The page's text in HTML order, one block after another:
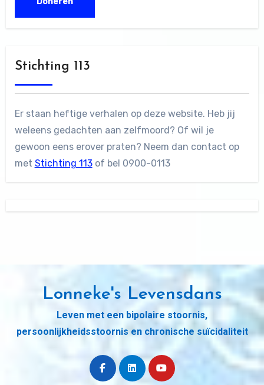
Stichting 113
Er staan heftige verhalen op deze website. Heb jij
weleens gedachten aan zelfmoord? Of wil je
gewoon eens erover praten? Neem dan contact op
met Stichting 113of bel 0900-0113
Lonneke's Levensdans
Leven met een bipolaire stoornis,
persoonlijkheidsstoornis en chronische suïcidaliteit